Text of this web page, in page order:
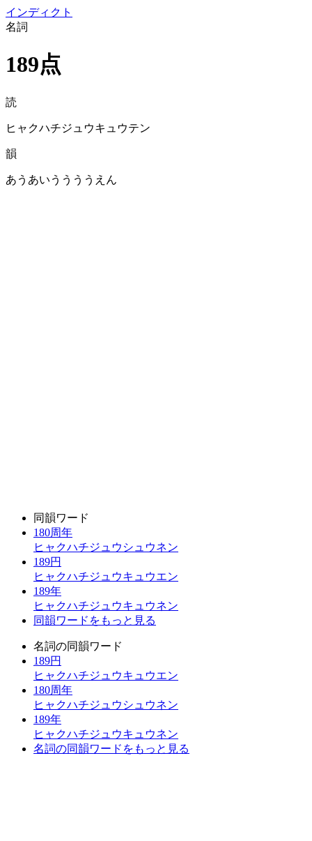
インディクト
名詞
189点
読
ヒャクハチジュウキュウテン
韻
あうあいううううえん
同韻ワード
180周年
ヒャクハチジュウシュウネン
189円
ヒャクハチジュウキュウエン
189年
ヒャクハチジュウキュウネン
同韻ワードをもっと見る
名詞の同韻ワード
189円
ヒャクハチジュウキュウエン
180周年
ヒャクハチジュウシュウネン
189年
ヒャクハチジュウキュウネン
名詞の同韻ワードをもっと見る